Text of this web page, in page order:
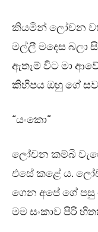
කියමින් ලෝචන
මල්ලී මදෙස බලා
ඇතැම් විට මා
කිහිපය ඔහු ගේ
“යංකො”
ලෝචන කම්බි
එසේ කළේ ය.
ගෙන අපේ ගේ පසු
මම සංකාව පිරි